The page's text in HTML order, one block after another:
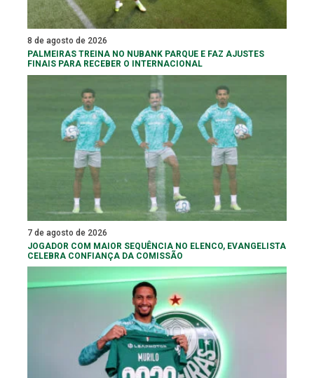
8 de agosto de 2026
PALMEIRAS TREINA NO NUBANK PARQUE E FAZ AJUSTES
FINAIS PARA RECEBER O INTERNACIONAL
7 de agosto de 2026
JOGADOR COM MAIOR SEQUÊNCIA NO ELENCO, EVANGELISTA
CELEBRA CONFIANÇA DA COMISSÃO